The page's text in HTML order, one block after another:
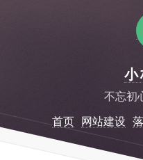
小
不忘初
首页 网站建设